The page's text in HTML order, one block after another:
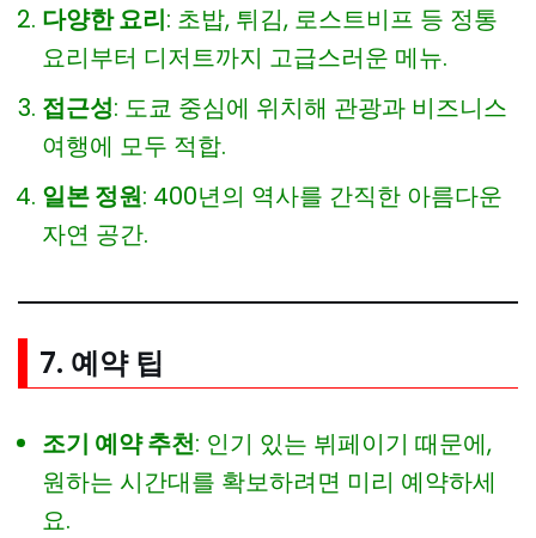
다양한 요리: 초밥, 튀김, 로스트비프 등 정통
요리부터 디저트까지 고급스러운 메뉴.
접근성: 도쿄 중심에 위치해 관광과 비즈니스
여행에 모두 적합.
일본 정원: 400년의 역사를 간직한 아름다운
자연 공간.
7. 예약 팁
조기 예약 추천: 인기 있는 뷔페이기 때문에,
원하는 시간대를 확보하려면 미리 예약하세
요.